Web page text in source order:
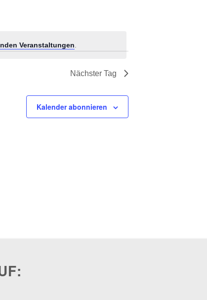
Veranstaltungen
Nächster Tag
Kalender abonnieren